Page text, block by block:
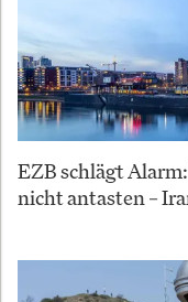
EZB schlägt
nicht antasten –